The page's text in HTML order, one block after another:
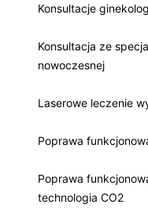
Konsultacje
Konsultacja ze
nowoczesnej
Laserowe leczenie
Poprawa
Poprawa
technologia CO2